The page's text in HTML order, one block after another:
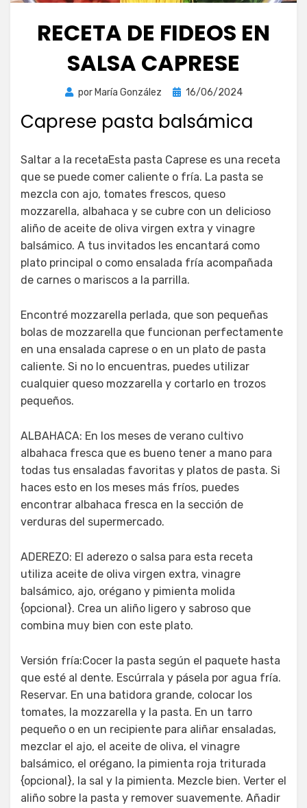
RECETA DE FIDEOS EN
SALSA CAPRESE
por María González
Publicada
16/06/2024
Caprese pasta balsámica
Saltar a la recetaEsta pasta Caprese es una receta
que se puede comer caliente o fría. La pasta se
mezcla con ajo, tomates frescos, queso
mozzarella, albahaca y se cubre con un delicioso
aliño de aceite de oliva virgen extra y vinagre
balsámico. A tus invitados les encantará como
plato principal o como ensalada fría acompañada
de carnes o mariscos a la parrilla.
Encontré mozzarella perlada, que son pequeñas
bolas de mozzarella que funcionan perfectamente
en una ensalada caprese o en un plato de pasta
caliente. Si no lo encuentras, puedes utilizar
cualquier queso mozzarella y cortarlo en trozos
pequeños.
ALBAHACA: En los meses de verano cultivo
albahaca fresca que es bueno tener a mano para
todas tus ensaladas favoritas y platos de pasta. Si
haces esto en los meses más fríos, puedes
encontrar albahaca fresca en la sección de
verduras del supermercado.
ADEREZO: El aderezo o salsa para esta receta
utiliza aceite de oliva virgen extra, vinagre
balsámico, ajo, orégano y pimienta molida
{opcional}. Crea un aliño ligero y sabroso que
combina muy bien con este plato.
Versión fría:Cocer la pasta según el paquete hasta
que esté al dente. Escúrrala y pásela por agua fría.
Reservar. En una batidora grande, colocar los
tomates, la mozzarella y la pasta. En un tarro
pequeño o en un recipiente para aliñar ensaladas,
mezclar el ajo, el aceite de oliva, el vinagre
balsámico, el orégano, la pimienta roja triturada
{opcional}, la sal y la pimienta. Mezcle bien. Verter el
aliño sobre la pasta y remover suavemente. Añadir